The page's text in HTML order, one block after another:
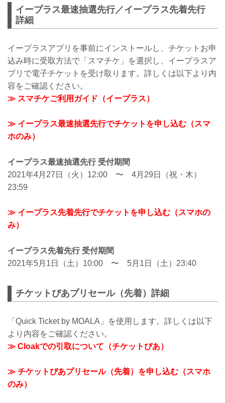
イープラス最速抽選先行／イープラス先着先行
詳細
イープラスアプリを事前にインストールし、チケットお申
込み時に受取方法で「スマチケ」を選択し、イープラスア
プリで電子チケットを受け取ります。詳しくは以下より内
容をご確認ください。
≫ スマチケご利用ガイド（イープラス）
≫ イープラス最速抽選先行でチケットを申し込む（スマ
ホのみ）
イープラス最速抽選先行 受付期間
2021年4月27日（火）12:00 〜 4月29日（祝・木）
23:59
≫ イープラス先着先行でチケットを申し込む（スマホの
み）
イープラス先着先行 受付期間
2021年5月1日（土）10:00 〜 5月1日（土）23:40
チケットぴあプリセール（先着）詳細
「Quick Ticket by MOALA」を使用します。詳しくは以下
より内容をご確認ください。
≫ Cloakでの引取について（チケットぴあ）
≫ チケットぴあプリセール（先着）を申し込む（スマホ
のみ）